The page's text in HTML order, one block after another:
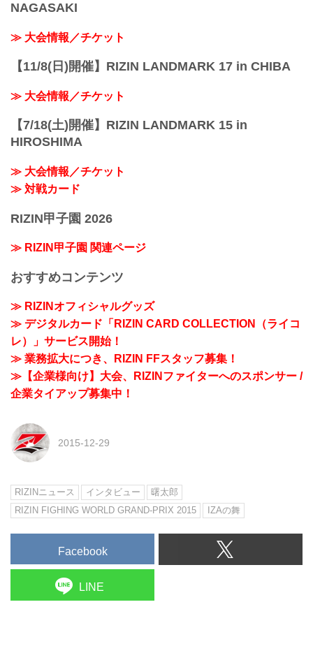
NAGASAKI
≫ 大会情報／チケット
【11/8(日)開催】RIZIN LANDMARK 17 in CHIBA
≫ 大会情報／チケット
【7/18(土)開催】RIZIN LANDMARK 15 in
HIROSHIMA
≫ 大会情報／チケット
≫ 対戦カード
RIZIN甲子園 2026
≫ RIZIN甲子園 関連ページ
おすすめコンテンツ
≫ RIZINオフィシャルグッズ
≫ デジタルカード「RIZIN CARD COLLECTION（ライコ
レ）」サービス開始！
≫ 業務拡大につき、RIZIN FFスタッフ募集！
≫【企業様向け】大会、RIZINファイターへのスポンサー /
企業タイアップ募集中！
2015-12-29
RIZINニュース インタビュー
曙太郎
RIZIN FIGHING WORLD GRAND-PRIX 2015
IZAの舞
Facebook
LINE